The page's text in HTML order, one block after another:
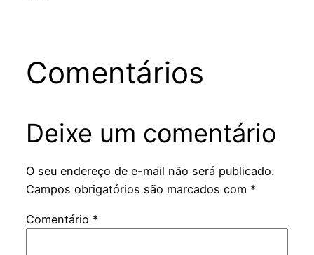
Comentários
Deixe um comentário
O seu endereço de e-mail não será publicado.
Campos obrigatórios são marcados com *
Comentário *